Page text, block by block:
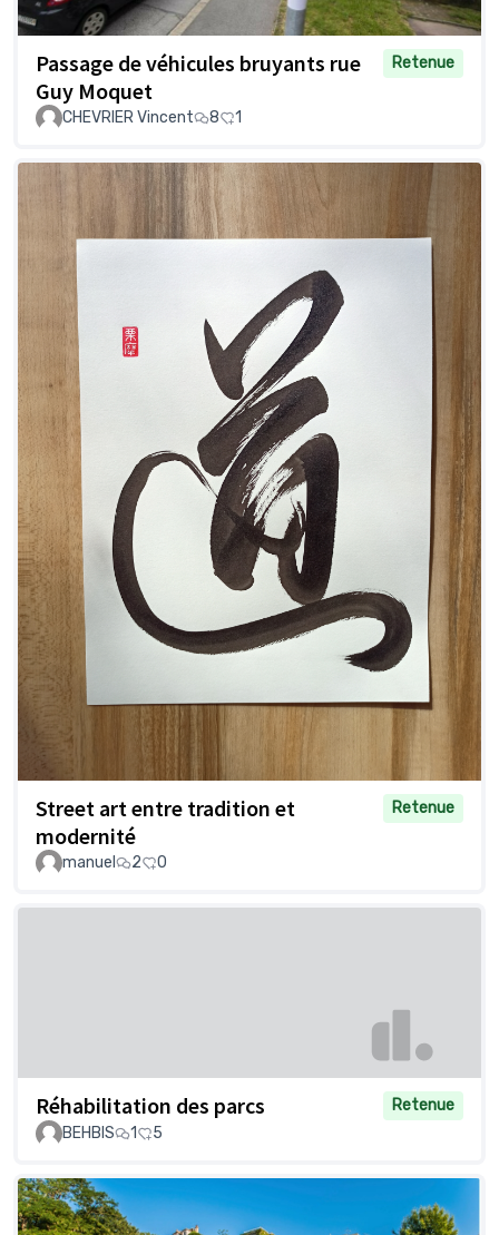
Passage de véhicules bruyants rue
Guy Moquet
Retenue
CHEVRIER Vincent 8 1
Street art entre tradition et
modernité
Retenue
manuel 2 0
Réhabilitation des parcs
Retenue
BEHBIS
1 5